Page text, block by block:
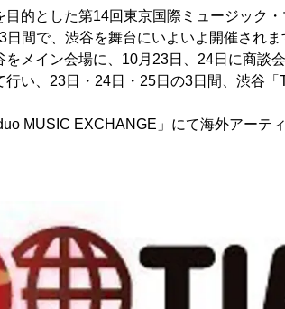
目的とした第14回東京国際ミュージック
日間で、渋谷を舞台にいよいよ開催されま
をメイン会場に、10月23日、24日に商談
行い、23日・24日・25日の3日間、渋谷
MUSIC EXCHANGE」にて海外アーテ